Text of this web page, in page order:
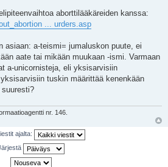
aborttilääkäreiden kanssa:
... urders.asp
asiaan: a-teismi= jumaluskon puute, ei
aate tai mikään muukaan -ismi. Varmaan
a-unicornisteja, eli yksisarvisiin
tuskin määrittää kenenkään
nr. 146.
ajalta: